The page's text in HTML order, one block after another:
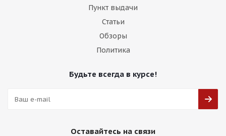
Пункт выдачи
Статьи
Обзоры
Политика
Будьте всегда в курсе!
Оставайтесь на связи